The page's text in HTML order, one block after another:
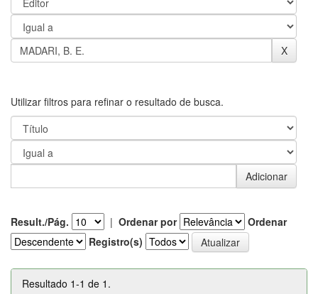
Utilizar filtros para refinar o resultado de busca.
Result./Pág. | Ordenar por
Ordenar
Registro(s)
Resultado 1-1 de 1.